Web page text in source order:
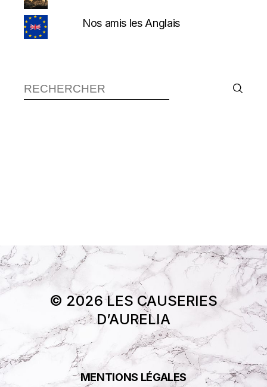
Nos amis les Anglais
© 2026 LES CAUSERIES
D’AURELIA
MENTIONS LÉGALES